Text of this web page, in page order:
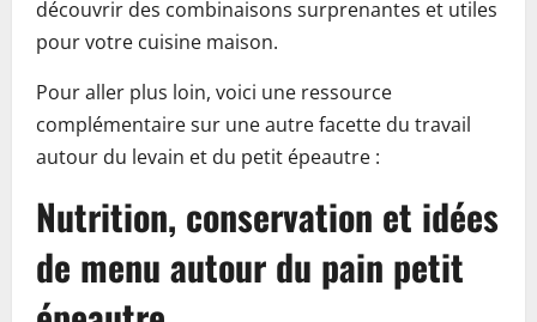
découvrir des combinaisons surprenantes et utiles
pour votre cuisine maison.
Pour aller plus loin, voici une ressource
complémentaire sur une autre facette du travail
autour du levain et du petit épeautre :
Nutrition, conservation et idées
de menu autour du pain petit